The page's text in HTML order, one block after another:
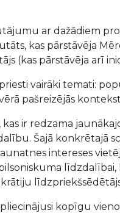
ar dažādiem
kas pārstāvēja
(kas pārstāvēja arī
vairāki temati:
pašreizējās
ir redzama
Šajā konkrētajā
intereses
kopīgu